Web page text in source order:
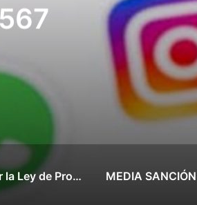
a
MEDIA SANCIÓN: El Senado aprobó la Ley de Propiedad Privada